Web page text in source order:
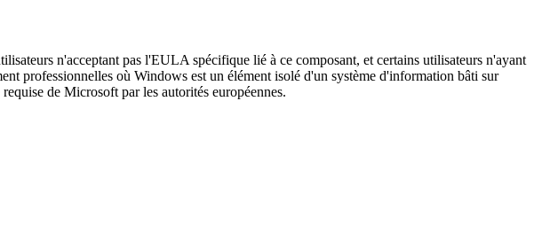
n'acceptant pas l'EULA spécifique lié à ce composant, et certains utilisateurs n'ayant
professionnelles où Windows est un élément isolé d'un système d'information bâti sur
de Microsoft par les autorités européennes.